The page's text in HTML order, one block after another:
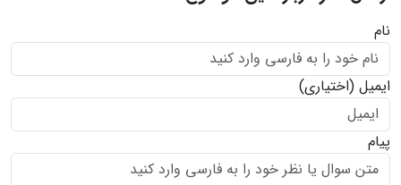
نام
ایمیل (اختیاری)
پیام